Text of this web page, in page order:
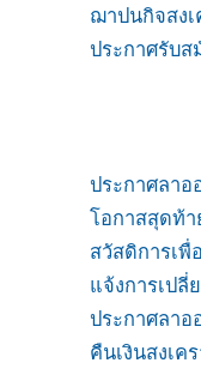
ฌาปนกิจสง
ประกาศรับส
ประกาศลาอ
โอกาสสุดท้า
สวัสดิการเ
แจ้งการเปลี่
ประกาศลาอ
คืนเงินสงเค